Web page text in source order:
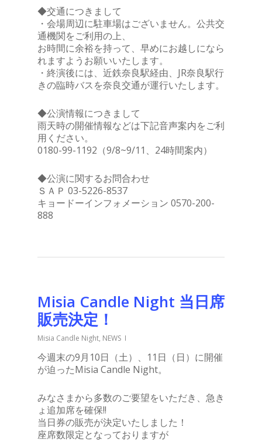
◆交通につきまして
・会場周辺に駐車場はございません。公共交
通機関をご利用の上、
お時間に余裕を持って、早めにお越しになら
れますようお願いいたします。
・終演後には、近鉄奈良駅経由、JR奈良駅行
きの臨時バスを奈良交通が運行いたします。
◆公演情報につきまして
雨天時の開催情報などは下記音声案内をご利
用ください。
0180-99-1192（9/8~9/11、24時間案内）
◆公演に関するお問合わせ
ＳＡＰ 03-5226-8537
キョードーインフォメーション 0570-200-
888
Misia Candle Night 当日席
販売決定！
Misia Candle Night, NEWS
今週末の9月10日（土）、11日（日）に開催
が迫ったMisia Candle Night。
みなさまから多数のご要望をいただき、急き
ょ追加席を確保!!
当日券の販売が決定いたしました！
座席数限定となっておりますが